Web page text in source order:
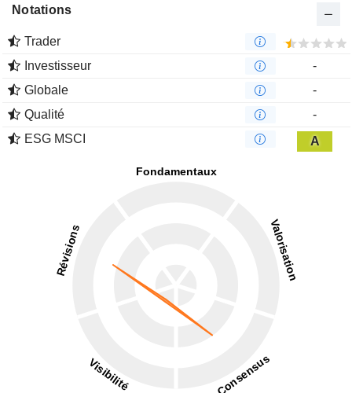
Notations
Trader
Investisseur
-
Globale
-
Qualité
-
ESG MSCI
A